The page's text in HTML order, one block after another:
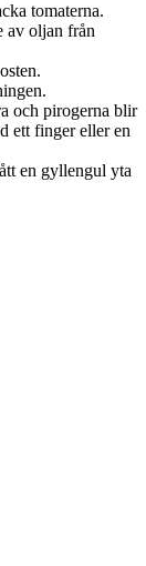
tomaterna.
av oljan från
och pirogerna blir
ett finger eller en
en gyllengul yta